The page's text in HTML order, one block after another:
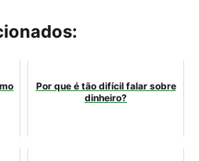
Por que é tão difícil falar sobre
dinheiro?